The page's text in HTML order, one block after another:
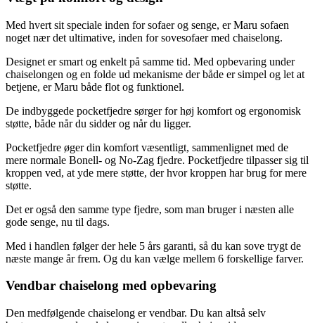
Med hvert sit speciale inden for sofaer og senge, er Maru sofaen
noget nær det ultimative, inden for sovesofaer med chaiselong.
Designet er smart og enkelt på samme tid. Med opbevaring under
chaiselongen og en folde ud mekanisme der både er simpel og let at
betjene, er Maru både flot og funktionel.
De indbyggede pocketfjedre sørger for høj komfort og ergonomisk
støtte, både når du sidder og når du ligger.
Pocketfjedre øger din komfort væsentligt, sammenlignet med de
mere normale Bonell- og No-Zag fjedre. Pocketfjedre tilpasser sig til
kroppen ved, at yde mere støtte, der hvor kroppen har brug for mere
støtte.
Det er også den samme type fjedre, som man bruger i næsten alle
gode senge, nu til dags.
Med i handlen følger der hele 5 års garanti, så du kan sove trygt de
næste mange år frem. Og du kan vælge mellem 6 forskellige farver.
Vendbar chaiselong med opbevaring
Den medfølgende chaiselong er vendbar. Du kan altså selv